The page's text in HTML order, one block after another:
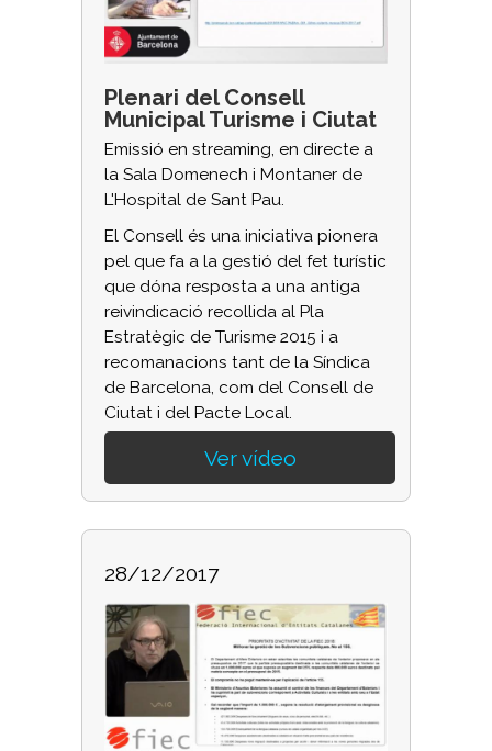
Plenari del Consell
Municipal Turisme i Ciutat
Emissió en streaming, en directe a
la Sala Domenech i Montaner de
L'Hospital de Sant Pau.
El Consell és una iniciativa pionera
pel que fa a la gestió del fet turístic
que dóna resposta a una antiga
reivindicació recollida al Pla
Estratègic de Turisme 2015 i a
recomanacions tant de la Síndica
de Barcelona, com del Consell de
Ciutat i del Pacte Local.
Ver vídeo
28/12/2017